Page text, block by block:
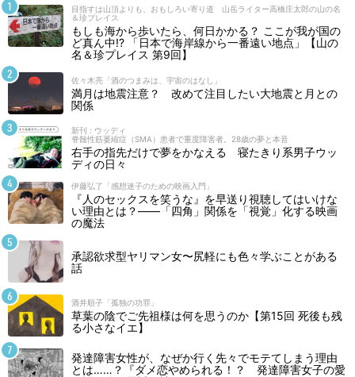
目指すは山頂よりも、おもしろい寄り道 山岳ライター高橋庄太郎の山の名
＆珍プレイス
もしも海から歩いたら、何日かかる？ ここが我が国の
ど真ん中!? 「日本で海岸線から一番遠い地点」【山の
名＆珍プレイス 第9回】
佐々木亮「酒のつまみは、宇宙のはなし」
満月は地震注意？ 改めて注目したい大地震と月との
関係
新刊 : ウッディ
脊髄性筋萎縮症（SMA）患者で重度障害者。28歳の夢と本音
右手の指先だけで夢をかなえる 寝たきり系男子ウッ
ディの日々
伊藤弘了「感想迷子のための映画入門」
『人のセックスを笑うな』を早送り視聴してはいけな
い理由とは？――「四角」関係を「視覚」化する映画
の魔法
承認欲求型ヤリマン女〜尻軽にも色々学ぶことがある
話
酒井順子「孤独の功罪」
草葉の陰でご先祖様は何を思うのか【第15回 死後も残
る小さなイエ】
発達障害女性が、なぜか行く先々でモテてしまう理由
とは……？『ダメ恋やめられる！？ 発達障害女子の愛